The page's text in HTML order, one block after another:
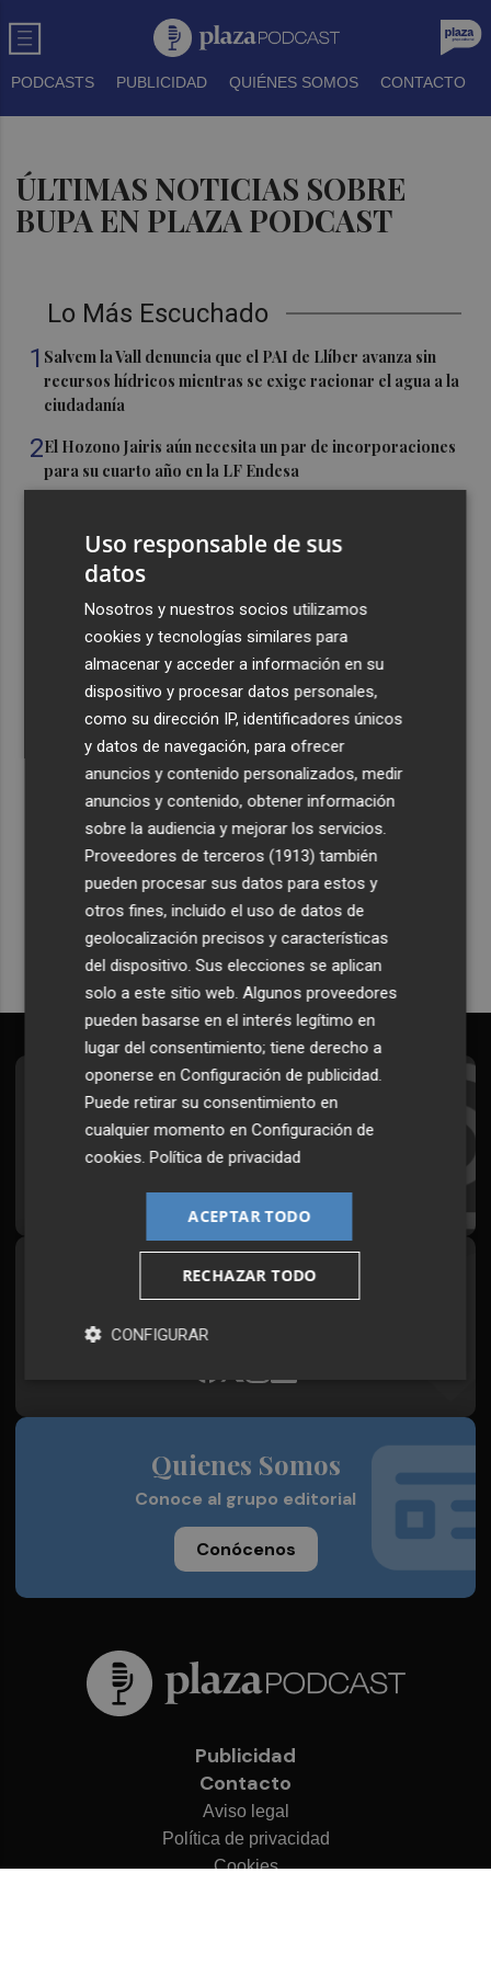
PODCASTS PUBLICIDAD QUIÉNES SOMOS CONTACTO
ÚLTIMAS NOTICIAS SOBRE
BUPA EN PLAZA PODCAST
Lo Más Escuchado
1 Salvem la Vall denuncia que el PAI de Llíber avanza sin
recursos hídricos mientras se exige racionar el agua a la
ciudadanía
2El Hozono Jairis aún necesita un par de incorporaciones
para su cuarto año en la LF Endesa
más allá de la rehabilitación: ¿retorno de la Dama?
ViviFind, el buscador inmobiliario con IA surgido del
PCUMH, prepara sus primeras alianzas con el sector
Castelló apuesta por convertir el eclipse en un referente
científico: recibirá a un gran equipo de expertos
Recibe toda la actualidad de
Plaza Podcast en tu correo
Quiero suscribirme
Suscríbete al Boletín
Todos los días a primera hora en tu email
¡Quiero suscribirme!
Síguenos en redes
Quienes Somos
Conoce al grupo editorial
Conócenos
Publicidad
Contacto
Aviso legal
Política de privacidad
Cookies
Uso responsable de sus
datos
Nosotros y nuestros socios utilizamos
cookies y tecnologías similares para
almacenar y acceder a información en su
dispositivo y procesar datos personales,
como su dirección IP, identificadores únicos
y datos de navegación, para ofrecer
anuncios y contenido personalizados, medir
anuncios y contenido, obtener información
sobre la audiencia y mejorar los servicios.
Proveedores de terceros (1913) también
pueden procesar sus datos para estos y
otros fines, incluido el uso de datos de
geolocalización precisos y características
del dispositivo. Sus elecciones se aplican
solo a este sitio web. Algunos proveedores
pueden basarse en el interés legítimo en
lugar del consentimiento; tiene derecho a
oponerse enConfiguración de publicidad
Puede retirar su consentimiento en
cualquier momento enConfiguración de
cookies .Política de privacidad
ACEPTAR TODO
RECHAZAR TODO
CONFIGURAR